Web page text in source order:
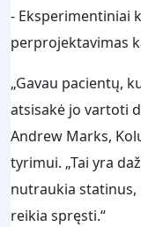
- Eksperimentiniai
perprojektavimas
„Gavau pacientų,
atsisakė jo vartoti
Andrew Marks,
tyrimui. „Tai yra
nutraukia
reikia spręsti.“